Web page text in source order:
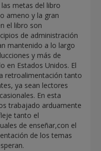
metas del libro
ameno y la gran
el libro son
de administración
mantenido a lo largo
y más de
en Estados Unidos. El
retroalimentación tanto
ya sean lectores
En esta
trabajado arduamente
tanto el
de enseñar,con el
de los temas